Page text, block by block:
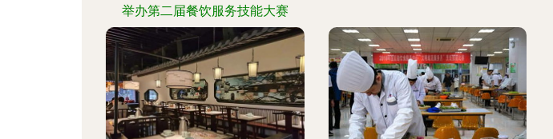
举办第二届餐饮服务技能大赛